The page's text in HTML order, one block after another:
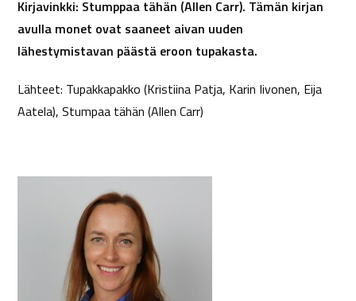
Kirjavinkki: Stumppaa tähän (Allen Carr). Tämän kirjan
avulla monet ovat saaneet aivan uuden
lähestymistavan päästä eroon tupakasta.
Lähteet: Tupakkapakko (Kristiina Patja, Karin Iivonen, Eija
Aatela), Stumpaa tähän (Allen Carr)